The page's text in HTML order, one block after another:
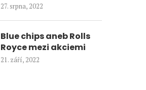
27. srpna, 2022
Blue chips aneb Rolls
Royce mezi akciemi
21. září, 2022